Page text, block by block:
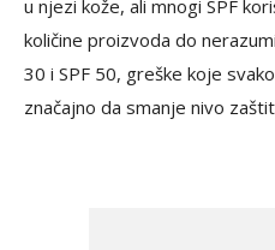
u njezi kože, ali mnogi SPF
količine proizvoda do
30 i SPF 50, greške koje
značajno da smanje nivo